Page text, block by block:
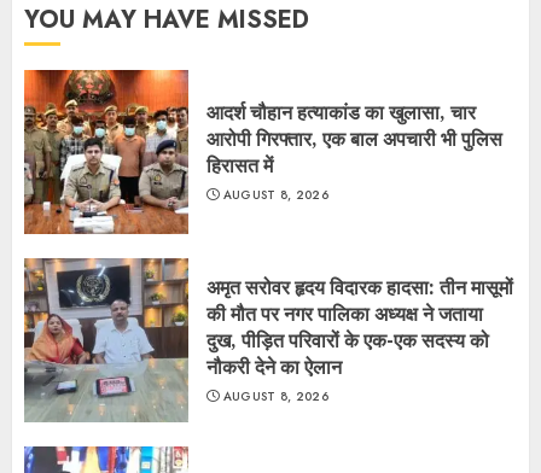
YOU MAY HAVE MISSED
आदर्श चौहान हत्याकांड का खुलासा, चार
आरोपी गिरफ्तार, एक बाल अपचारी भी पुलिस
हिरासत में
AUGUST 8, 2026
अमृत सरोवर हृदय विदारक हादसा: तीन मासूमों
की मौत पर नगर पालिका अध्यक्ष ने जताया
दुख, पीड़ित परिवारों के एक-एक सदस्य को
नौकरी देने का ऐलान
AUGUST 8, 2026